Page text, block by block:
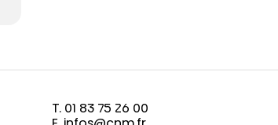
T. 01 83 75 26 00